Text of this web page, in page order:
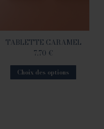
TABLETTE CARAMEL
7.70 €
Choix des options